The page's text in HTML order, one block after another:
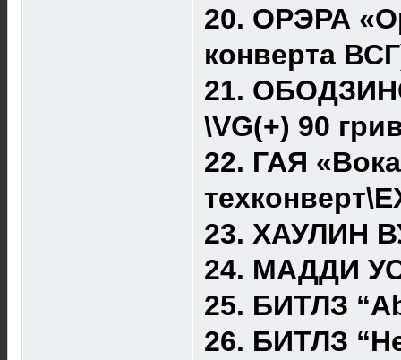
20. ОРЭРА
конверта
21.
\VG(+) 90
22. ГАЯ
23. ХАУЛИН
24. МАДДИ
25. БИТЛЗ
26. БИТЛЗ